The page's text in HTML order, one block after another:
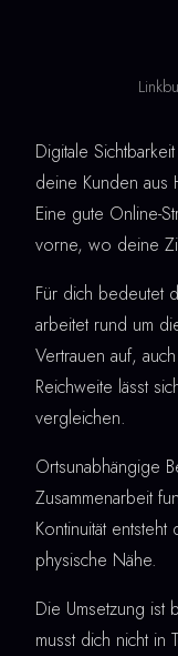
Digitale
deine Kunden aus
Eine gute Online-
vorne, wo deine
Für dich bedeutet
arbeitet rund um
Vertrauen auf,
Reichweite lässt
vergleichen.
Ortsunabhängige
Zusammenarbeit
Kontinuität
physische Nähe.
Die Umsetzung ist
musst dich nicht in